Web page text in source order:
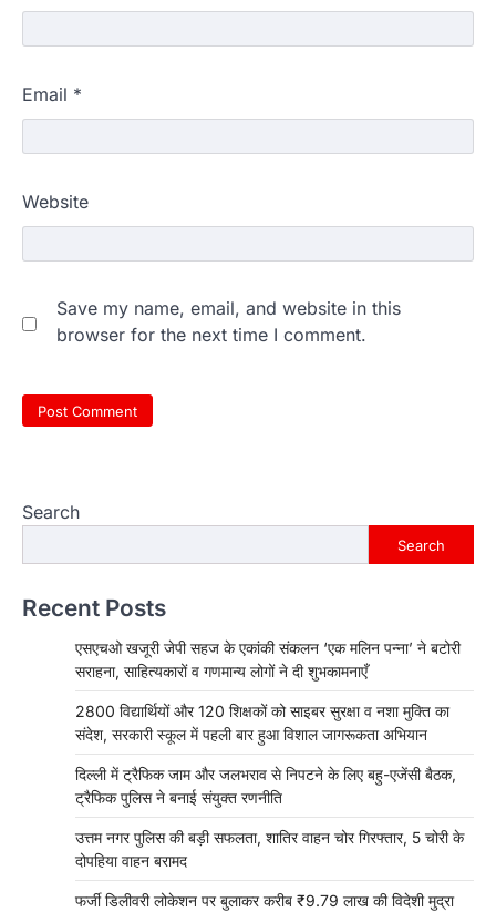
Email *
Website
Save my name, email, and website in this
browser for the next time I comment.
Search
Search
Recent Posts
एसएचओ खजूरी जेपी सहज के एकांकी संकलन ‘एक मलिन पन्ना’ ने बटोरी
सराहना, साहित्यकारों व गणमान्य लोगों ने दी शुभकामनाएँ
2800 विद्यार्थियों और 120 शिक्षकों को साइबर सुरक्षा व नशा मुक्ति का
संदेश, सरकारी स्कूल में पहली बार हुआ विशाल जागरूकता अभियान
दिल्ली में ट्रैफिक जाम और जलभराव से निपटने के लिए बहु-एजेंसी बैठक,
ट्रैफिक पुलिस ने बनाई संयुक्त रणनीति
उत्तम नगर पुलिस की बड़ी सफलता, शातिर वाहन चोर गिरफ्तार, 5 चोरी के
दोपहिया वाहन बरामद
फर्जी डिलीवरी लोकेशन पर बुलाकर करीब ₹9.79 लाख की विदेशी मुद्रा